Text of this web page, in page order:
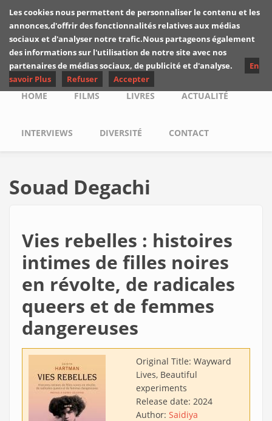
Skip to main content
Les critiques de
Yuyine
Main menu
HOME FILMS LIVRES ACTUALITÉ
INTERVIEWS DIVERSITÉ CONTACT
Souad Degachi
Vies rebelles : histoires
intimes de filles noires
en révolte, de radicales
queers et de femmes
dangereuses
Original Title: Wayward
Lives, Beautiful
experiments
Release date: 2024
Author: Saidiya
Les cookies nous permettent de personnaliser le contenu et les
annonces,d'offrir des fonctionnalités relatives aux médias
sociaux et d'analyser notre trafic.Nous partageons également
des informations sur l'utilisation de notre site avec nos
partenaires de médias sociaux, de publicité et d'analyse.
En
savoir Plus
Refuser Accepter